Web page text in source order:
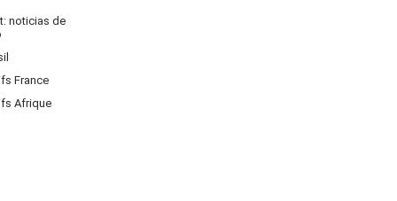
noticias de
France
Afrique